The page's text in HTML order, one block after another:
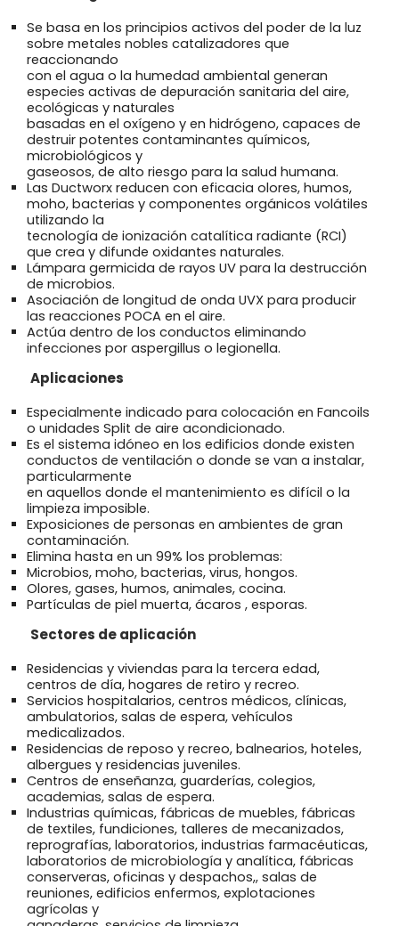
Se basa en los principios activos del poder de la luz
sobre metales nobles catalizadores que
reaccionando
con el agua o la humedad ambiental generan
especies activas de depuración sanitaria del aire,
ecológicas y naturales
basadas en el oxígeno y en hidrógeno, capaces de
destruir potentes contaminantes químicos,
microbiológicos y
gaseosos, de alto riesgo para la salud humana.
Las Ductworx reducen con eficacia olores, humos,
moho, bacterias y componentes orgánicos volátiles
utilizando la
tecnología de ionización catalítica radiante (RCI)
que crea y difunde oxidantes naturales.
Lámpara germicida de rayos UV para la destrucción
de microbios.
Asociación de longitud de onda UVX para producir
las reacciones POCA en el aire.
Actúa dentro de los conductos eliminando
infecciones por aspergillus o legionella.
Aplicaciones
Especialmente indicado para colocación en Fancoils
o unidades Split de aire acondicionado.
Es el sistema idóneo en los edificios donde existen
conductos de ventilación o donde se van a instalar,
particularmente
en aquellos donde el mantenimiento es difícil o la
limpieza imposible.
Exposiciones de personas en ambientes de gran
contaminación.
Elimina hasta en un 99% los problemas:
Microbios, moho, bacterias, virus, hongos.
Olores, gases, humos, animales, cocina.
Partículas de piel muerta, ácaros , esporas.
Sectores de aplicación
Residencias y viviendas para la tercera edad,
centros de día, hogares de retiro y recreo.
Servicios hospitalarios, centros médicos, clínicas,
ambulatorios, salas de espera, vehículos
medicalizados.
Residencias de reposo y recreo, balnearios, hoteles,
albergues y residencias juveniles.
Centros de enseñanza, guarderías, colegios,
academias, salas de espera.
Industrias químicas, fábricas de muebles, fábricas
de textiles, fundiciones, talleres de mecanizados,
reprografías, laboratorios, industrias farmacéuticas,
laboratorios de microbiología y analítica, fábricas
conserveras, oficinas y despachos,, salas de
reuniones, edificios enfermos, explotaciones
agrícolas y